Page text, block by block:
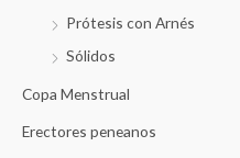
Prótesis con Arnés
Sólidos
Copa Menstrual
Erectores peneanos